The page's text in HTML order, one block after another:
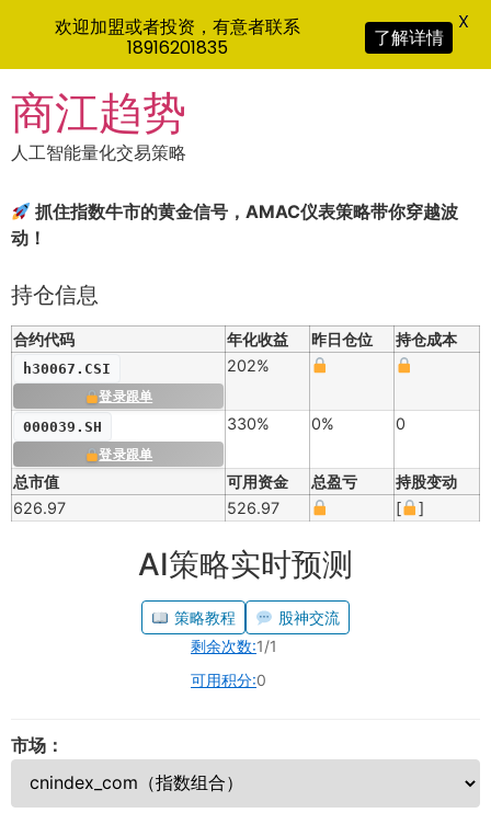
to
content
商江趋势
人工智能量化交易策略
抓住指数牛市的黄金信号，AMAC仪表策略带你穿越波
动！
持仓信息
合约代码 年化收益 昨日仓位 持仓成本
h30067.CSI
登录跟单
202%
000039.SH
登录跟单
330% 0% 0
总市值 可用资金 总盈亏
持股变动
626.97
526.97 [ ]
AI策略实时预测
策略教程
股神交流
剩余次数:1/1
可用积分:0
市场：
欢迎加盟或者投资，有意者联系
18916201835
了解详情
X